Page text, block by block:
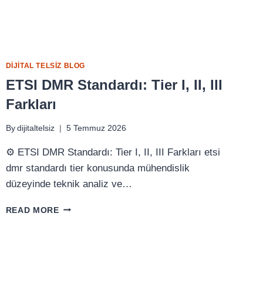
DIJITAL TELSIZ BLOG
ETSI DMR Standardı: Tier I, II, III
Farkları
By dijitaltelsiz 5 Temmuz 2026
⚙️ ETSI DMR Standardı: Tier I, II, III Farkları etsi
dmr standardı tier konusunda mühendislik
düzeyinde teknik analiz ve…
READ MOREETSI